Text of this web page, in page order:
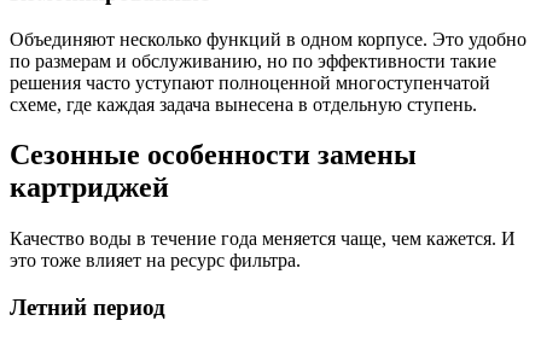
Объединяют несколько функций в одном корпусе. Это удобно
по размерам и обслуживанию, но по эффективности такие
решения часто уступают полноценной многоступенчатой
схеме, где каждая задача вынесена в отдельную ступень.
Сезонные особенности замены
картриджей
Качество воды в течение года меняется чаще, чем кажется. И
это тоже влияет на ресурс фильтра.
Летний период